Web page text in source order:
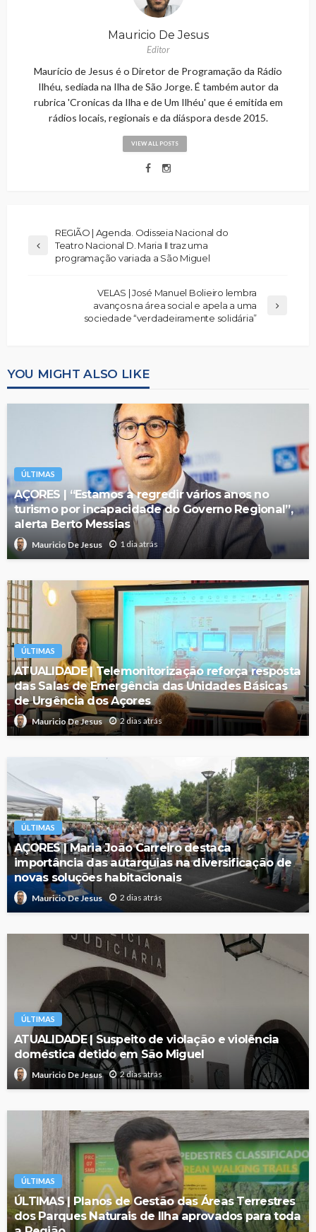
Mauricio De Jesus
Editor
Maurício de Jesus é o Diretor de Programação da Rádio
Ilhéu, sediada na Ilha de São Jorge. É também autor da
rubrica 'Cronicas da Ilha e de Um Ilhéu' que é emitida em
rádios locais, regionais e da diáspora desde 2015.
VIEW ALL POSTS
REGIÃO | Agenda. Odisseia Nacional do
Teatro Nacional D. Maria II traz uma
programação variada a São Miguel
VELAS | José Manuel Bolieiro lembra
avanços na área social e apela a uma
sociedade “verdadeiramente solidária”
YOU MIGHT ALSO LIKE
ÚLTIMAS
AÇORES | “Estamos a regredir vários anos no
turismo por incapacidade do Governo Regional”,
alerta Berto Messias
Mauricio De Jesus 1 dia atrás
ÚLTIMAS
ATUALIDADE | Telemonitorização reforça resposta
das Salas de Emergência das Unidades Básicas
de Urgência dos Açores
Mauricio De Jesus 2 dias atrás
ÚLTIMAS
AÇORES | Maria João Carreiro destaca
importância das autarquias na diversificação de
novas soluções habitacionais
Mauricio De Jesus 2 dias atrás
ÚLTIMAS
ATUALIDADE | Suspeito de violação e violência
doméstica detido em São Miguel
Mauricio De Jesus 2 dias atrás
ÚLTIMAS
ÚLTIMAS | Planos de Gestão das Áreas Terrestres
dos Parques Naturais de Ilha aprovados para toda